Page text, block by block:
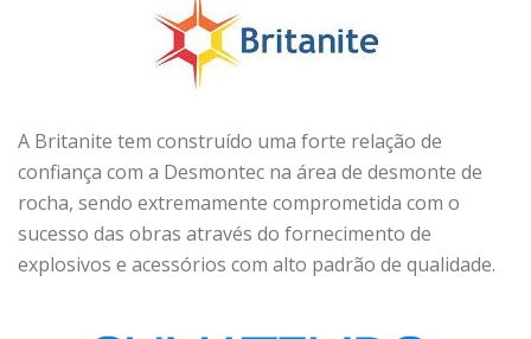
A Britanite tem construído uma forte relação de
confiança com a Desmontec na área de desmonte de
rocha, sendo extremamente comprometida com o
sucesso das obras através do fornecimento de
explosivos e acessórios com alto padrão de qualidade.